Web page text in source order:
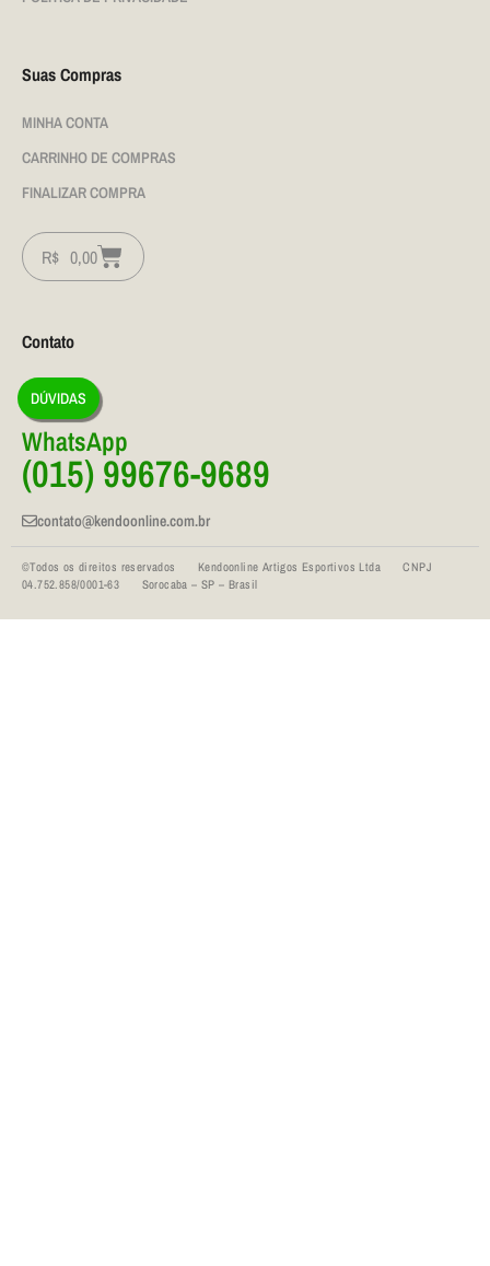
Suas Compras
MINHA CONTA
CARRINHO DE COMPRAS
FINALIZAR COMPRA
R$ 0,00
Contato
DÚVIDAS
WhatsApp
(015) 99676-9689
contato@kendoonline.com.br
©Todos os direitos reservados Kendoonline Artigos Esportivos Ltda CNPJ
04.752.858/0001-63 Sorocaba – SP – Brasil